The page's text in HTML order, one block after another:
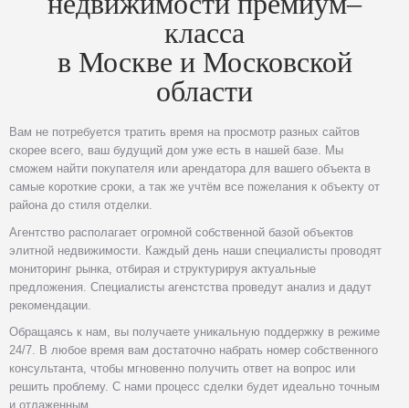
класса
в Москве и Московской
области
Вам не потребуется тратить время на просмотр разных сайтов
скорее всего, ваш будущий дом уже есть в нашей базе. Мы
сможем найти покупателя или арендатора для вашего объекта в
самые короткие сроки, а так же учтём все пожелания к объекту от
района до стиля отделки.
Агентство располагает огромной собственной базой объектов
элитной недвижимости. Каждый день наши специалисты проводят
мониторинг рынка, отбирая и структурируя актуальные
предложения. Специалисты агенстства проведут анализ и дадут
рекомендации.
Обращаясь к нам, вы получаете уникальную поддержку в режиме
24/7. В любое время вам достаточно набрать номер собственного
консультанта, чтобы мгновенно получить ответ на вопрос или
решить проблему. С нами процесс сделки будет идеально точным
и отлаженным.